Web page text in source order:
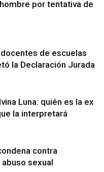
por tentativa de
de escuelas
la Declaración Jurada
Luna: quién es la ex
la interpretará
contra
sexual